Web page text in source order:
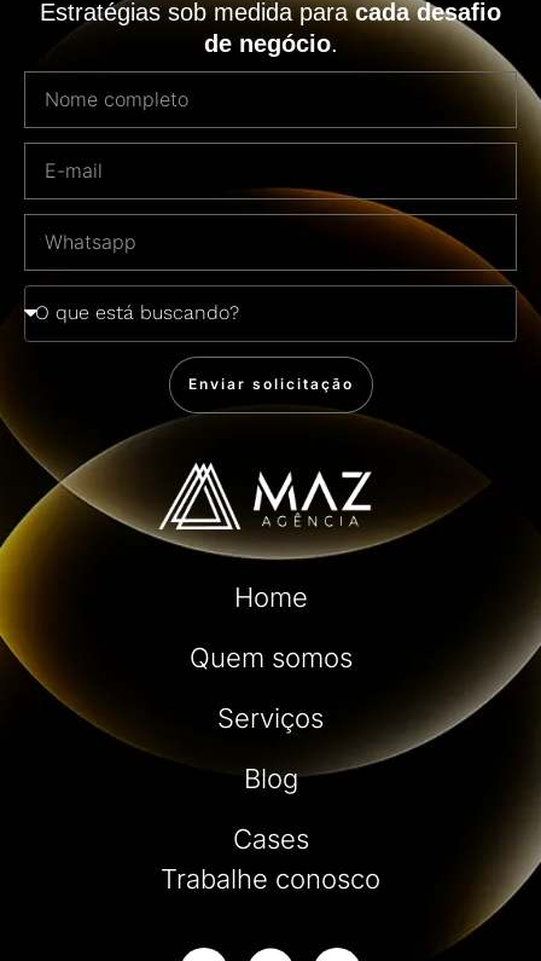
Estratégias sob medida paracada desafio
de negócio.
Enviar solicitação
Home
Quem somos
Serviços
Blog
Cases
Trabalhe conosco